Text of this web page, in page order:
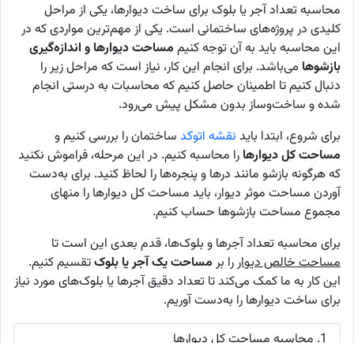
محاسبه تعداد آجر یا بلوک برای ساخت دیوارها، یکی از مراحل
کلیدی در پروژه‌های ساختمانی است. یکی از مهم‌ترین مواردی که در
این محاسبه باید به آن توجه کنیم مساحت دیوارها و اندازه‌گیری
بازشوها می‌باشد. برای انجام این کار، نیاز است که مراحل زیر را
دنبال کنیم تا اطمینان حاصل کنیم که محاسبات به درستی انجام
شده و ساخت‌وساز بدون مشکل پیش می‌رود.
برای شروع، ابتدا باید نقشه اتوکد ساختمان را بررسی کنیم و
مساحت کل دیوارها را محاسبه کنیم. در این مرحله، فراموش نکنید
که هرگونه بازشو مانند درها و پنجره‌ها را لحاظ کنید. برای به‌دست
آوردن مساحت موثر دیوار، باید مساحت کل دیوارها را منهای
مجموع مساحت بازشوها حساب کنیم.
برای محاسبه تعداد آجرها و بلوک‌ها، قدم بعدی این است تا
مساحت خالص دیواررا بر مساحت یک آجر یا بلوکتقسیم کنیم.
این کار به ما کمک می‌کند تا تعداد دقیق آجرها یا بلوک‌های مورد نیاز
برای ساخت دیوارها را به‌دست آوریم.